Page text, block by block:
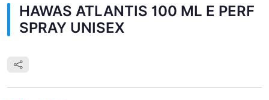
HAWAS ATLANTIS 100 ML E PERF
SPRAY UNISEX